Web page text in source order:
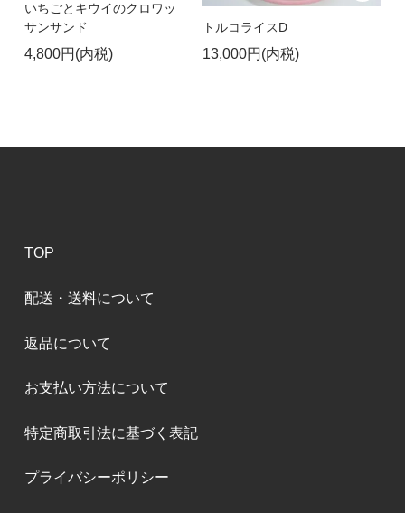
いちごとキウイのクロワッ
サンサンド
4,800円(内税)
トルコライスD
13,000円(内税)
TOP
配送・送料について
返品について
お支払い方法について
特定商取引法に基づく表記
プライバシーポリシー